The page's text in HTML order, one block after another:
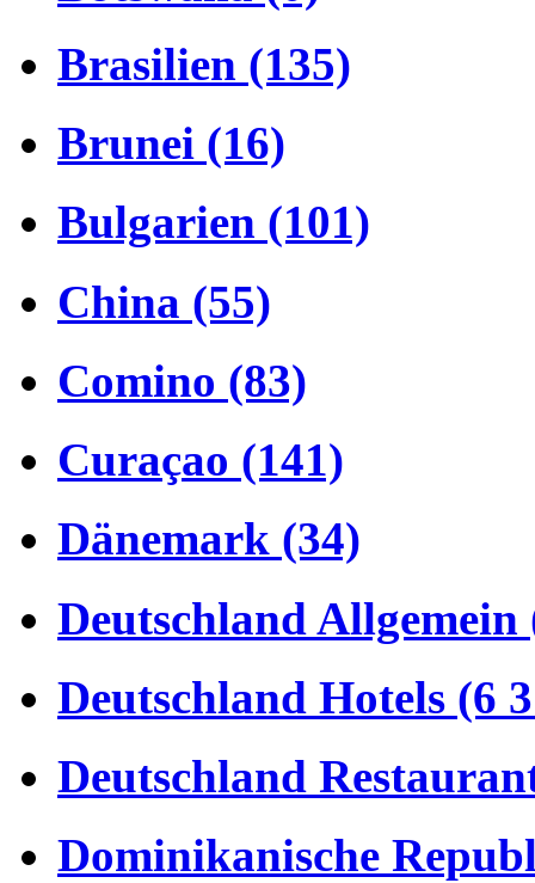
Brasilien (135)
Brunei (16)
Bulgarien (101)
China (55)
Comino (83)
Curaçao (141)
Dänemark (34)
Deutschland Allgemein
Deutschland Hotels (6
Deutschland
Dominikanische